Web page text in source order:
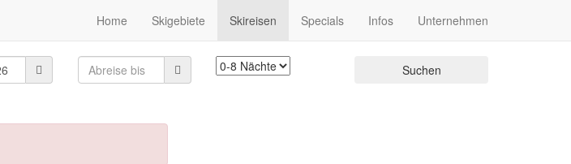
Home Skigebiete Skireisen Specials Infos Unternehmen